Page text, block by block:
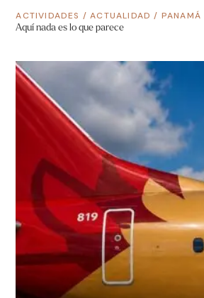
ACTIVIDADES /ACTUALIDAD / PANAMÁ
Aquí nada es lo que parece